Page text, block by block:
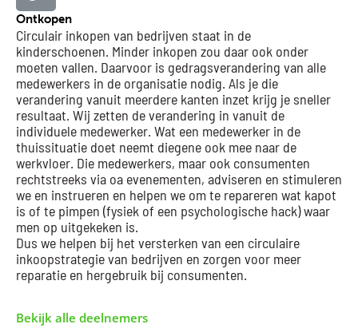
Ontkopen
Circulair inkopen van bedrijven staat in de
kinderschoenen. Minder inkopen zou daar ook onder
moeten vallen. Daarvoor is gedragsverandering van alle
medewerkers in de organisatie nodig. Als je die
verandering vanuit meerdere kanten inzet krijg je sneller
resultaat. Wij zetten de verandering in vanuit de
individuele medewerker. Wat een medewerker in de
thuissituatie doet neemt diegene ook mee naar de
werkvloer. Die medewerkers, maar ook consumenten
rechtstreeks via oa evenementen, adviseren en stimuleren
we en instrueren en helpen we om te repareren wat kapot
is of te pimpen (fysiek of een psychologische hack) waar
men op uitgekeken is.
Dus we helpen bij het versterken van een circulaire
inkoopstrategie van bedrijven en zorgen voor meer
reparatie en hergebruik bij consumenten.
Bekijk alle deelnemers